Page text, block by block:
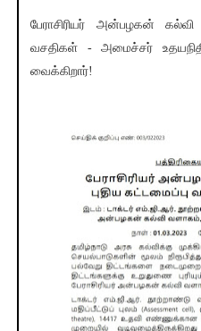
பேராசிரியர் அன்பழகன் கல்வி
வசதிகள் - அமைச்சர்
வைக்கிறார்!